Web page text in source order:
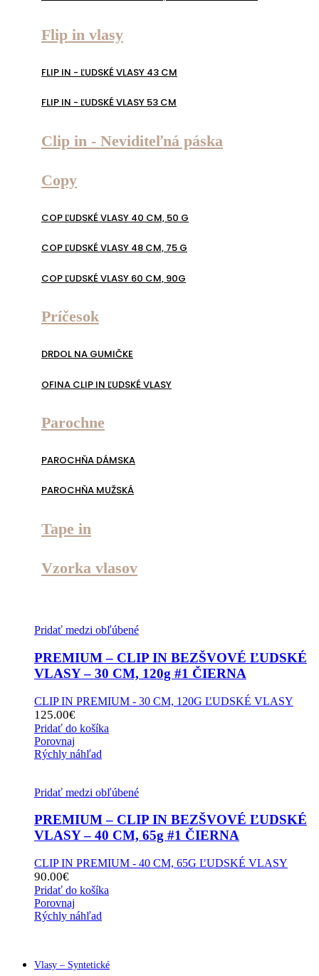
Flip in vlasy
FLIP IN - ĽUDSKÉ VLASY 43 CM
FLIP IN - ĽUDSKÉ VLASY 53 CM
Clip in - Neviditeľná páska
Copy
COP ĽUDSKÉ VLASY 40 CM, 50 G
COP ĽUDSKÉ VLASY 48 CM, 75 G
COP ĽUDSKÉ VLASY 60 CM, 90G
Príčesok
DRDOL NA GUMIČKE
OFINA CLIP IN ĽUDSKÉ VLASY
Parochne
PAROCHŇA DÁMSKA
PAROCHŇA MUŽSKÁ
Tape in
Vzorka vlasov
Pridať medzi obľúbené
PREMIUM – CLIP IN BEZŠVOVÉ ĽUDSKÉ
VLASY – 30 CM, 120g #1 ČIERNA
CLIP IN PREMIUM - 30 CM, 120G ĽUDSKÉ VLASY
125.00€
Pridať do košíka
Porovnaj
Rýchly náhľad
Pridať medzi obľúbené
PREMIUM – CLIP IN BEZŠVOVÉ ĽUDSKÉ
VLASY – 40 CM, 65g #1 ČIERNA
CLIP IN PREMIUM - 40 CM, 65G ĽUDSKÉ VLASY
90.00€
Pridať do košíka
Porovnaj
Rýchly náhľad
Vlasy – Syntetické